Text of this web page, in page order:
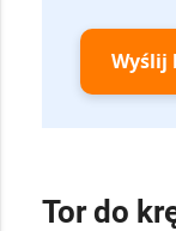
Wyślij
Tor do